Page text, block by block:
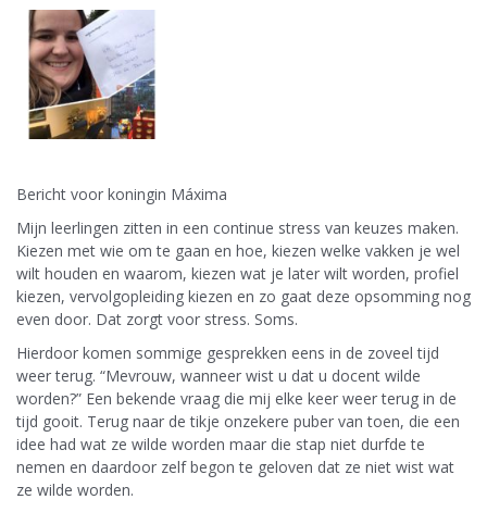
Bericht voor koningin Máxima
Mijn leerlingen zitten in een continue stress van keuzes maken.
Kiezen met wie om te gaan en hoe, kiezen welke vakken je wel
wilt houden en waarom, kiezen wat je later wilt worden, profiel
kiezen, vervolgopleiding kiezen en zo gaat deze opsomming nog
even door. Dat zorgt voor stress. Soms.
Hierdoor komen sommige gesprekken eens in de zoveel tijd
weer terug. “Mevrouw, wanneer wist u dat u docent wilde
worden?” Een bekende vraag die mij elke keer weer terug in de
tijd gooit. Terug naar de tikje onzekere puber van toen, die een
idee had wat ze wilde worden maar die stap niet durfde te
nemen en daardoor zelf begon te geloven dat ze niet wist wat
ze wilde worden.